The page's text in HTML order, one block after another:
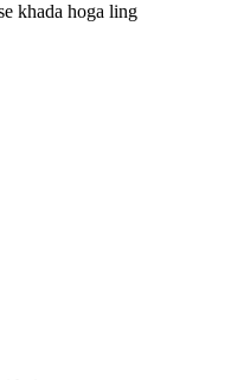
khada hoga ling